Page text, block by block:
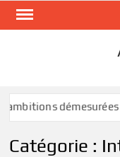
Skip
Catégorie :